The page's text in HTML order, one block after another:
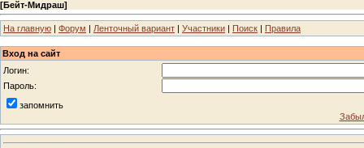
[Бейт-Мидраш]
На главную | Форум | Ленточный вариант | Участники | Поиск | Правила
Вход на сайт
Логин:
Пароль:
запомнить